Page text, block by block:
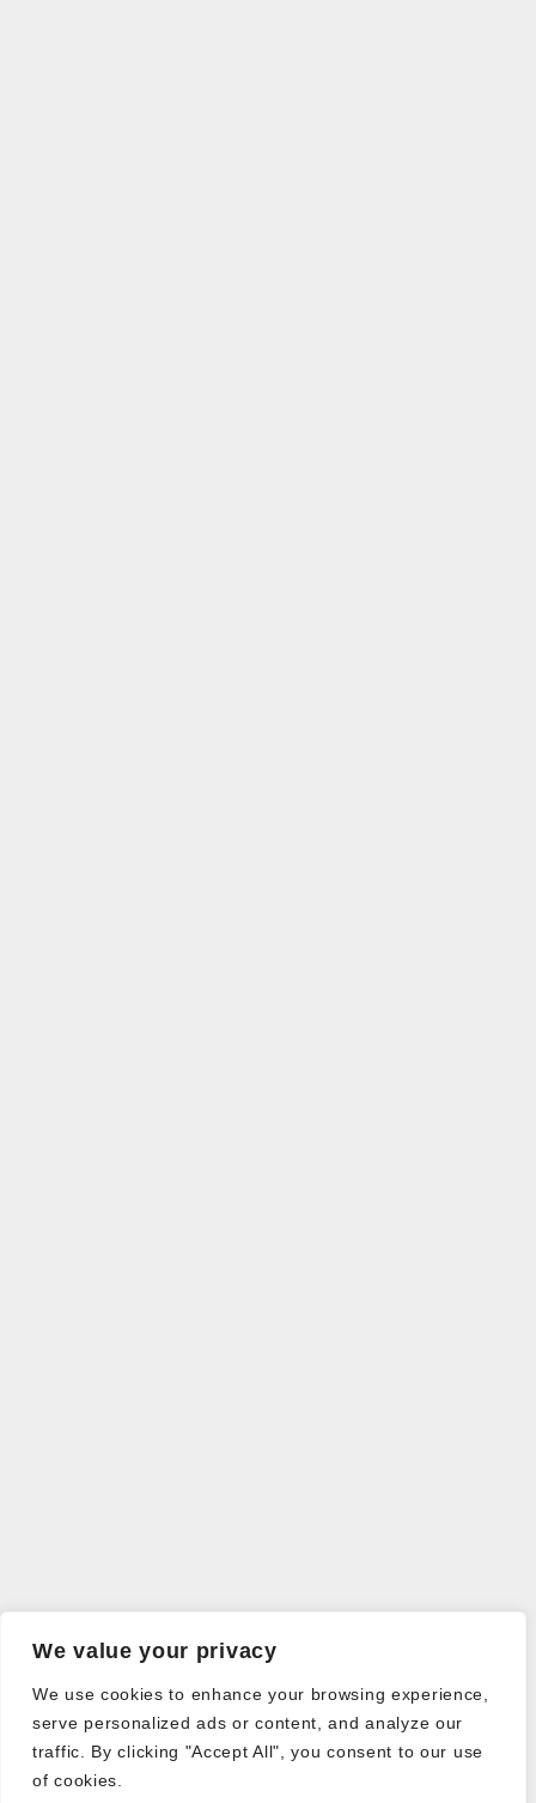
We value your privacy
We use cookies to enhance your browsing experience,
serve personalized ads or content, and analyze our
traffic. By clicking "Accept All", you consent to our use
of cookies.